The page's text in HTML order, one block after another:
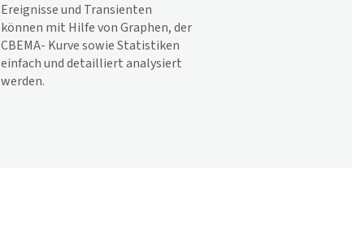
Ereignisse und Transienten
können mit Hilfe von Graphen, der
CBEMA- Kurve sowie Statistiken
einfach und de­tailliert analysiert
werden.